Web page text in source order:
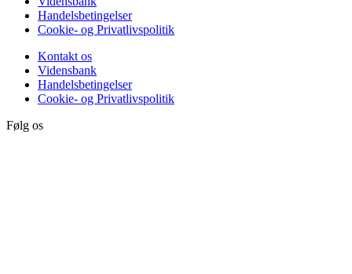
Handelsbetingelser
Cookie- og Privatlivspolitik
Kontakt os
Vidensbank
Handelsbetingelser
Cookie- og Privatlivspolitik
Følg os